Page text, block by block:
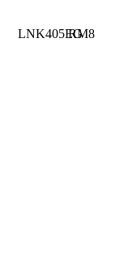
LNK405EGRM8